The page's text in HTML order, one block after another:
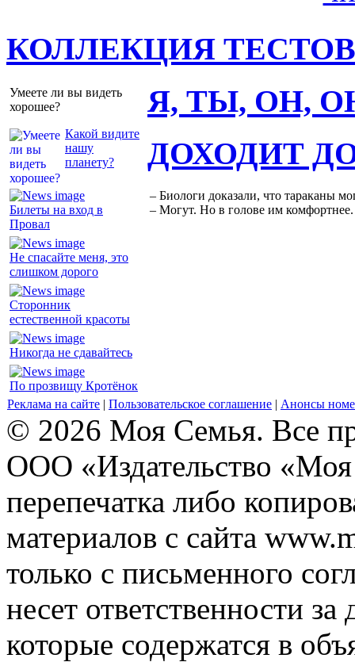
КОЛЛЕКЦИЯ ТЕСТОВ
Умеете ли вы видеть
хорошее?
Какой видите
нашу
планету?
Я, ТЫ, ОН,
Билеты на вход в
Провал
Не спасайте меня, это
слишком дорого
Сторонник
естественной красоты
Никогда не сдавайтесь
По прозвищу Кротёнок
ДОХОДИТ
– Биологи доказали, что тараканы
– Могут. Но в голове им комфортнее.
Реклама на сайте | Пользовательское соглашение | Анонсы
© 2026 Моя Семья. Все
ООО «Издательство
перепечатка либо
материалов с сайта
только с письменного
несет ответственности
которые содержатся в